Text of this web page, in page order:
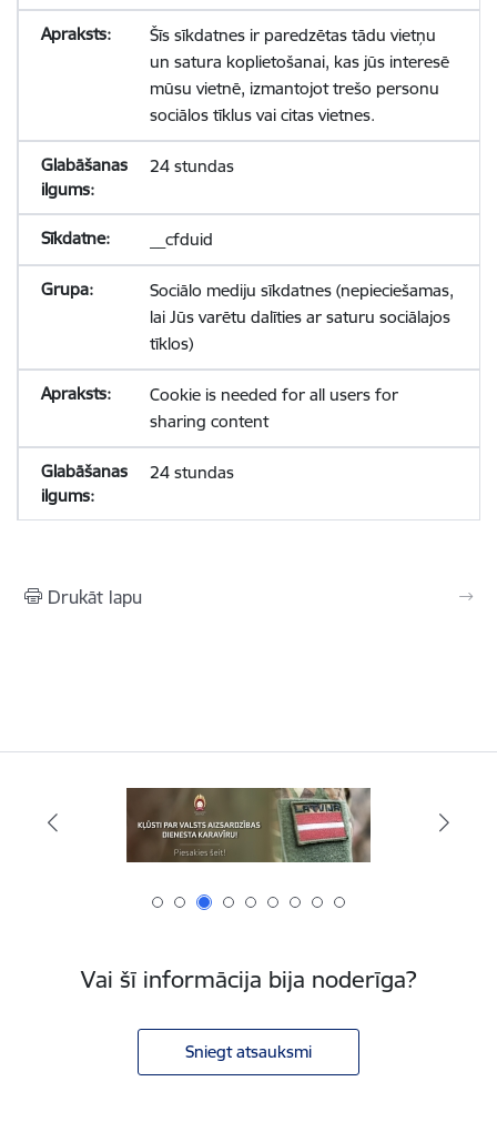
Šīs sīkdatnes ir paredzētas tādu vietņu
un satura koplietošanai, kas jūs interesē
mūsu vietnē, izmantojot trešo personu
sociālos tīklus vai citas vietnes.
24 stundas
__cfduid
Sociālo mediju sīkdatnes (nepieciešamas,
lai Jūs varētu dalīties ar saturu sociālajos
tīklos)
Cookie is needed for all users for
sharing content
24 stundas
Drukāt lapu
Vai šī informācija bija noderīga?
Sniegt atsauksmi